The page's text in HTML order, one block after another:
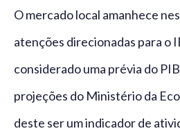
O mercado local amanhece
atenções direcionadas para o
considerado uma prévia do
projeções do Ministério da
deste ser um indicador de